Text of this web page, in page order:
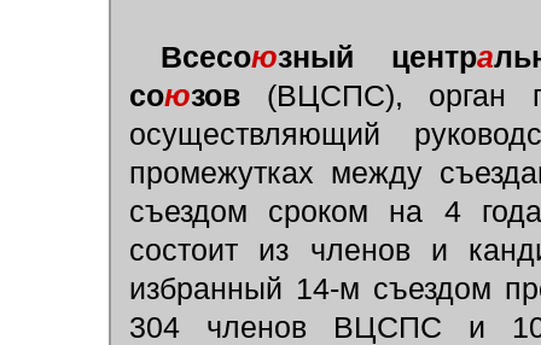
Всесоюзный центра
союзов (ВЦСПС), орган
осуществляющий
промежутках между
съездом сроком на 4
состоит из членов и
избранный 14-м съездом
304 членов ВЦСПС и